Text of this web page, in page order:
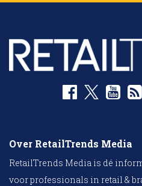
Over RetailTrends Media
RetailTrends Media is dé
voor professionals in retail &